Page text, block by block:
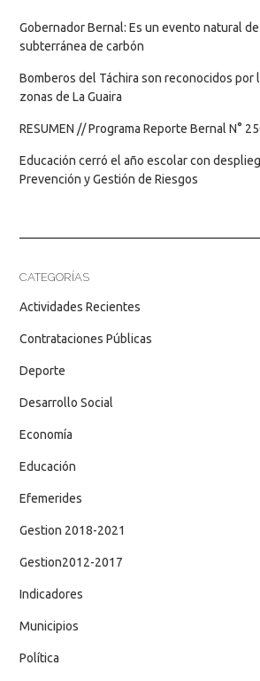
Gobernador Bernal: Es un evento natural
subterránea de carbón
Bomberos del Táchira son reconocidos por
zonas de La Guaira
RESUMEN // Programa Reporte Bernal N°
Educación cerró el año escolar con
Prevención y Gestión de Riesgos
CATEGORÍAS
Actividades Recientes
Contrataciones Públicas
Deporte
Desarrollo Social
Economía
Educación
Efemerides
Gestion 2018-2021
Gestion2012-2017
Indicadores
Municipios
Política